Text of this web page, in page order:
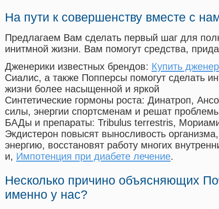
На пути к совершенству вместе с
Предлагаем Вам сделать первый шаг для
инитмной жизни. Вам помогут средства,
Дженерики известных брендов: Купить
Сиалис, а также Попперсы помогут сделать
жизни более насыщенной и яркой
Синтетические гормоны роста: Динатроп,
силы, энергии спортсменам и решат
БАДы и препараты: Tribulus terrestris,
Экдистерон повысят выносливость
энергию, восстановят работу многих
и, Импотенция при диабете лечение.
Несколько причино объясняющих
именно у нас?